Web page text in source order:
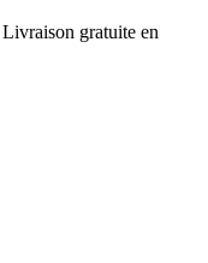
gratuite en